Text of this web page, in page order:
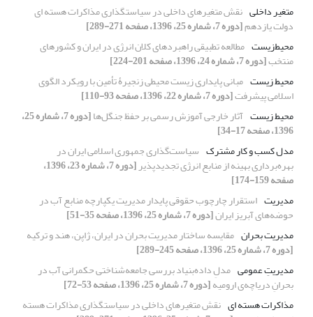
متغیر داخلی نقش متغیرهای داخلی در سیاستگذاری مذاکرات هسته ای
دولت یازدهم[دوره 7، شماره 25، 1396، صفحه 271-289]
محیط‌زیست مطالعه تطبیقی راهبردهای کلان انرژی در ایران و کشورهای
منتخب[دوره 7، شماره 24، 1396، صفحه 201-224]
محیط زیست مبانی پایداری زیست محیطی زنجیرۀ تأمین با رویکرد الگوی
اسلامی پیشرفت[دوره 7، شماره 22، 1396، صفحه 93-110]
محیط زیست آثار خارجی آموزش رسمی بر حفظ جنگل‌ها [دوره 7، شماره 25،
1396، صفحه 17-34]
مدل کسب و کار مشترک سیاست‌گذاری جمهوری اسلامی ایران در
بهره‌برداری بهینه از منابع انرژی تجدیدپذیر [دوره 7، شماره 23، 1396،
صفحه 159-174]
مدیریت استقرار چارچوب حقوقی پایدار مدیریت یکپارچه منابع آب در
حوضه‌های آبریز ایران[دوره 7، شماره 25، 1396، صفحه 35-51]
مدیریت بحران مقایسه‌ ساختار مدیریت بحران‌ در ایران، ژاپن، هند و ترکیه
[دوره 7، شماره 25، 1396، صفحه 245-289]
مدیریتِ عمومی مدلِ داده‌بنیاد بررسی جامعه‌شناختی حکمرانی آب در
بحرانِ دریاچه‌ی ارومیه[دوره 7، شماره 25، 1396، صفحه 53-72]
مذاکرات هسته ای نقش متغیرهای داخلی در سیاستگذاری مذاکرات هسته